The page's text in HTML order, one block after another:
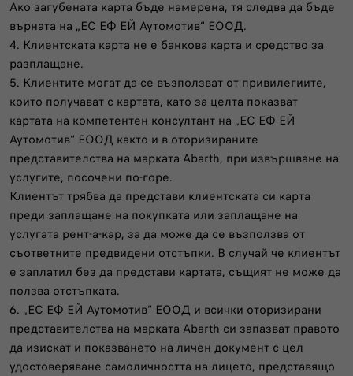
Ако загубената карта бъде намерена, тя следва да бъде
върната на „ЕС ЕФ ЕЙ Аутомотив“ ЕООД.
4. Клиентската карта не е банкова карта и средство за
разплащане.
5. Клиентите могат да се възползват от привилегиите,
които получават с картата, като за целта показват
картата на компетентен консултант на „ЕС ЕФ ЕЙ
Аутомотив“ ЕООД както и в оторизираните
представителства на марката Abarth, при извършване на
услугите, посочени по-горе.
Клиентът трябва да представи клиентската си карта
преди заплащане на покупката или заплащане на
услугата рент-а-кар, за да може да се възползва от
съответните предвидени отстъпки. В случай че клиентът
е заплатил без да представи картата, същият не може да
ползва отстъпката.
6. „ЕС ЕФ ЕЙ Аутомотив“ ЕООД и всички оторизирани
представителства на марката Abarth си запазват правото
да изискат и показването на личен документ с цел
удостоверяване самоличността на лицето, представящо